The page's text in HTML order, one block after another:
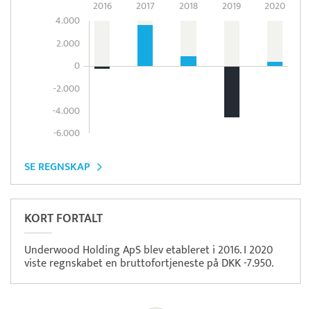
4.000
2.000
0
-2.000
-4.000
-6.000
2016 2017 2018 2019 2020
SE REGNSKAP
KORT FORTALT
Underwood Holding ApS blev etableret i 2016. I 2020
viste regnskabet en bruttofortjeneste på DKK -7.950.